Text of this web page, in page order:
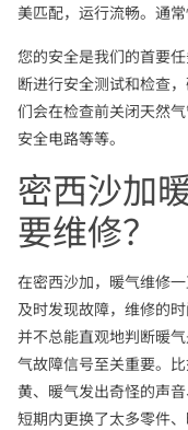
美匹配，运行流畅。通
您的安全是我们的首要
断进行安全测试和检查
们会在检查前关闭天然
安全电路等等。
密西沙加
要维修？
在密西沙加，暖气维修
及时发现故障，维修的
并不总能直观地判断暖
气故障信号至关重要。
黄、暖气发出奇怪的声
短期内更换了太多零件